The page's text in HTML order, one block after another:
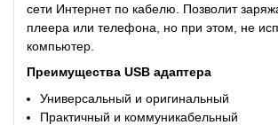
сети Интернет по кабелю. Позволит
плеера или телефона, но при этом, не
компьютер.
Преимущества USB адаптера
Универсальный и оригинальный
Практичный и коммуникабельный